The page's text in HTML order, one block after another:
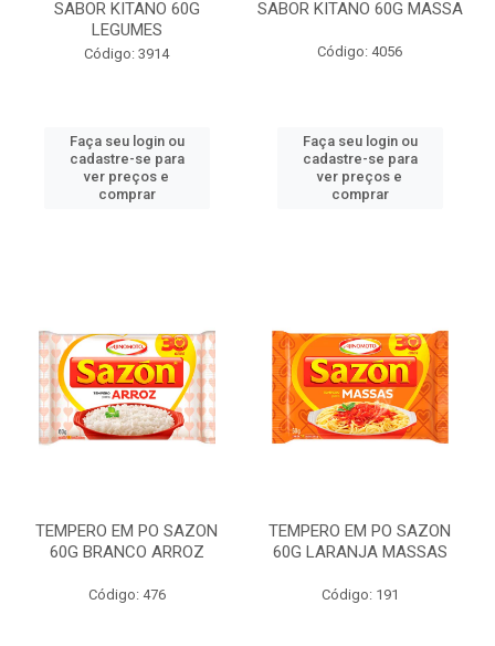
SABOR KITANO 60G
LEGUMES
Código: 3914
Faça seu login ou
cadastre-se para
ver preços e
comprar
SABOR KITANO 60G MASSA
Código: 4056
Faça seu login ou
cadastre-se para
ver preços e
comprar
TEMPERO EM PO SAZON
60G BRANCO ARROZ
Código: 476
TEMPERO EM PO SAZON
60G LARANJA MASSAS
Código: 191